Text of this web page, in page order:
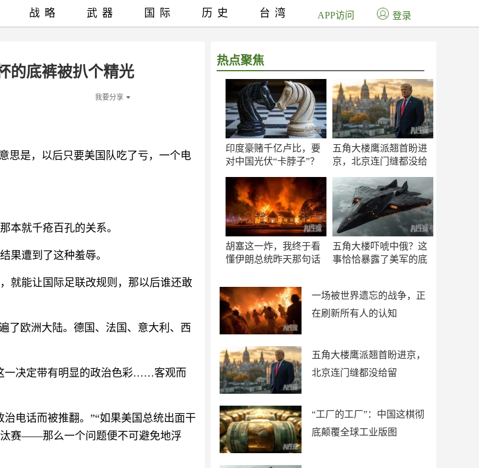
的底裤被扒个精光
我要分享
思是，以后只要美国队吃了亏，一个电
本就千疮百孔的关系。
果遭到了这种羞辱。
就能让国际足联改规则，那以后谁还敢
了欧洲大陆。德国、法国、意大利、西
一决定带有明显的政治色彩……客观而
电话而被推翻。”“如果美国总统出面干
赛——那么一个问题便不可避免地浮
热点聚焦
印度豪赌千亿卢比，要
对中国光伏“卡脖子”？
五角大楼鹰派翘首盼进
京，北京连门缝都没给
胡塞这一炸，我终于看
懂伊朗总统昨天那句话
五角大楼吓唬中俄？这
事恰恰暴露了美军的底
一场被世界遗忘的战争，正
在刷新所有人的认知
五角大楼鹰派翘首盼进京，
北京连门缝都没给留
“工厂的工厂”：中国这棋彻
底颠覆全球工业版图
战略 武器 国际 历史 台湾 APP访问 登录